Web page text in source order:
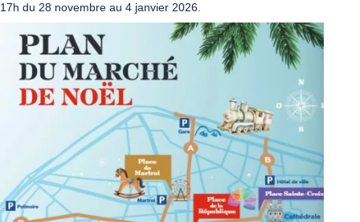
17h du 28 novembre au 4 janvier 2026.